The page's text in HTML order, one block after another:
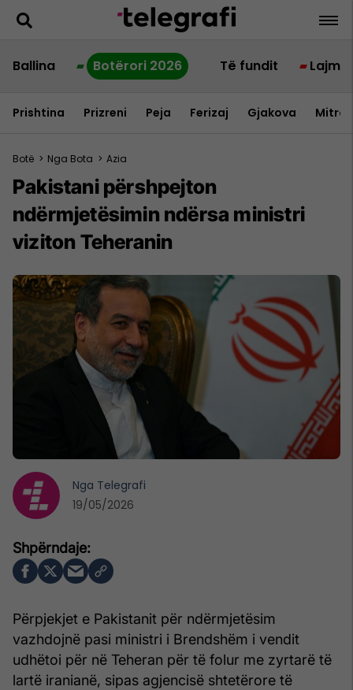
Ballina Botërori 2026 Të fundit Lajme
Prishtina Prizreni Peja Ferizaj Gjakova
Botë > Nga Bota > Azia
Pakistani përshpejton
ndërmjetësimin ndërsa ministri
viziton Teheranin
Përpjekjet e Pakistanit për ndërmjetësim
vazhdojnë pasi ministri i Brendshëm i vendit
udhëtoi për në Teheran për të folur me zyrtarë të
lartë iranianë, sipas agjencisë shtetërore të
Nga Telegrafi
19/05/2026